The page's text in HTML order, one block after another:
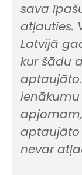
sava
atļauties.
Latvijā
kur šādu
aptaujāto
nevar